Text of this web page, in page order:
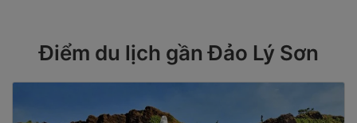
Điểm du lịch gần Đảo Lý Sơn